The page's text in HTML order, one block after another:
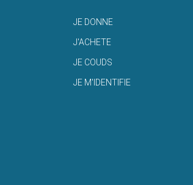
JE DONNE
J'ACHETE
JE COUDS
JE M'IDENTIFIE